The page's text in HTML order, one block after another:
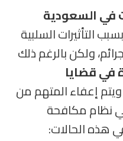
في السعودية
التأثيرات السلبية
ولكن بالرغم ذلك
في قضايا
ويتم إعفاء المتهم من
نظام مكافحة
هذه الحالات: